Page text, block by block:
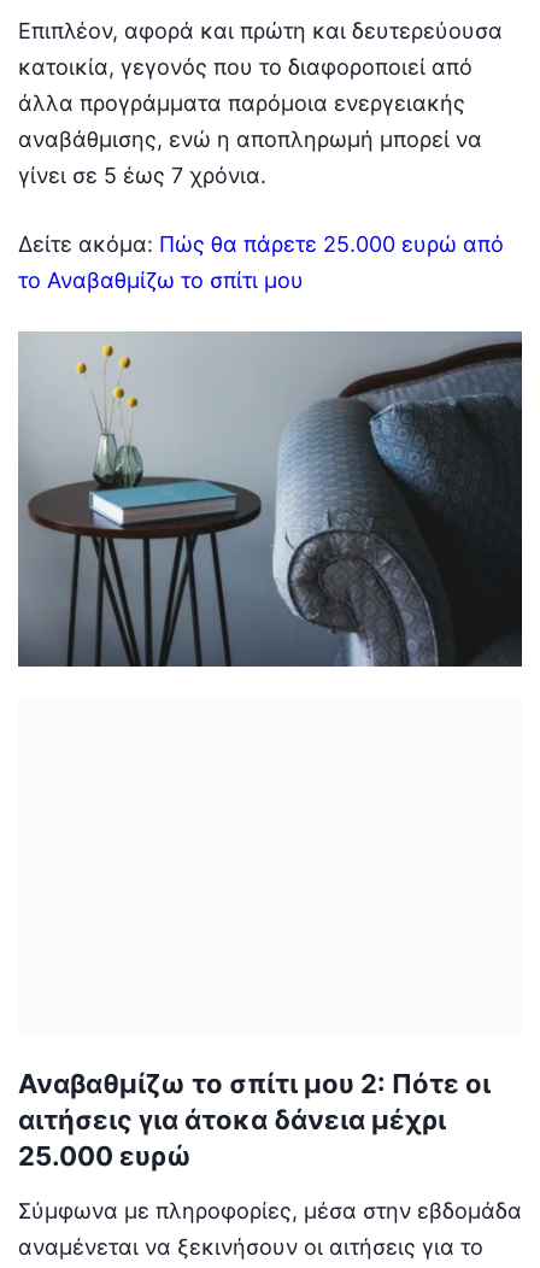
Επιπλέον, αφορά και πρώτη και δευτερεύουσα
κατοικία, γεγονός που το διαφοροποιεί από
άλλα προγράμματα παρόμοια ενεργειακής
αναβάθμισης, ενώ η αποπληρωμή μπορεί να
γίνει σε 5 έως 7 χρόνια.
Δείτε ακόμα: Πώς θα πάρετε 25.000 ευρώ από
το Αναβαθμίζω το σπίτι μου
Αναβαθμίζω το σπίτι μου 2: Πότε οι
αιτήσεις για άτοκα δάνεια μέχρι
25.000 ευρώ
Σύμφωνα με πληροφορίες, μέσα στην εβδομάδα
αναμένεται να ξεκινήσουν οι αιτήσεις για το